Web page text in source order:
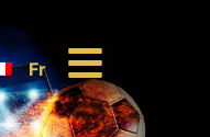
Fr